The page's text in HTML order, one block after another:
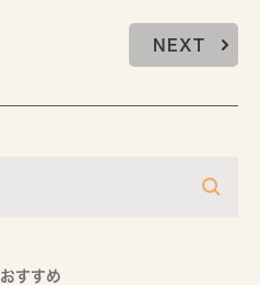
NEXT
おすすめ